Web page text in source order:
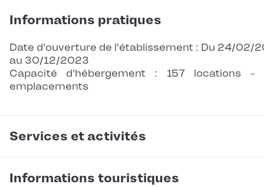
Informations pratiques
Date d'ouverture de l'établissement : Du 24/02/
au 30/12/2023
Capacité d'hébergement : 157 locations -
emplacements
Services et activités
Informations touristiques